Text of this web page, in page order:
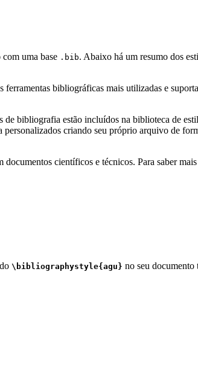
uma base .bib. Abaixo há um resumo dos
bibliográficas mais utilizadas e
bibliografia estão incluídos na biblioteca de
criando seu próprio arquivo de
científicos e técnicos. Para saber
\bibliographystyle{agu} no seu documento